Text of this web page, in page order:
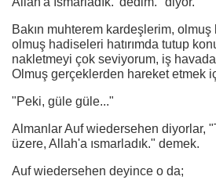
Bakın muhterem kardeşlerim,
olmuş hadiseleri hatırımda tutup
nakletmeyi çok seviyorum, iş
Olmuş gerçeklerden hareket etmek
"Peki, güle güle..."
Almanlar Auf wiedersehen diyorlar,
üzere, Allah'a ısmarladık." demek.
Auf wiedersehen deyince o da;